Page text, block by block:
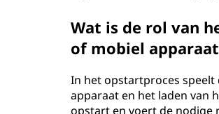
Wat is de rol van
of mobiel
In het opstartproces speelt
apparaat en het laden van
opstart en voert de nodige